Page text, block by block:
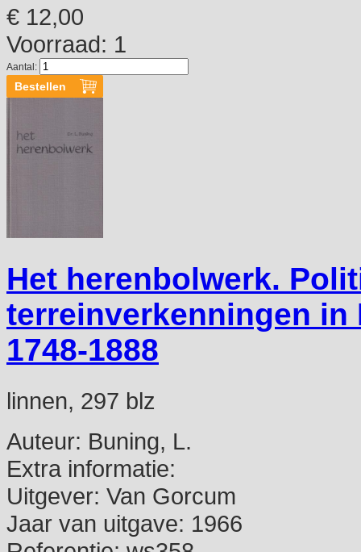
€ 12,00
Voorraad: 1
Aantal:
Het herenbolwerk.
terreinverkenningen in
1748-1888
linnen, 297 blz
Auteur: Buning, L.
Extra informatie:
Uitgever: Van Gorcum
Jaar van uitgave: 1966